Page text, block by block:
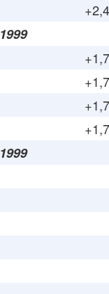
+2,4
+1,7
+1,7
+1,7
+1,7